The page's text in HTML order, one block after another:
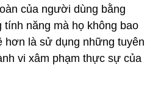
của người dùng bằng
năng mà họ không bao
hơn là sử dụng những tuyên
vi xâm phạm thực sự của